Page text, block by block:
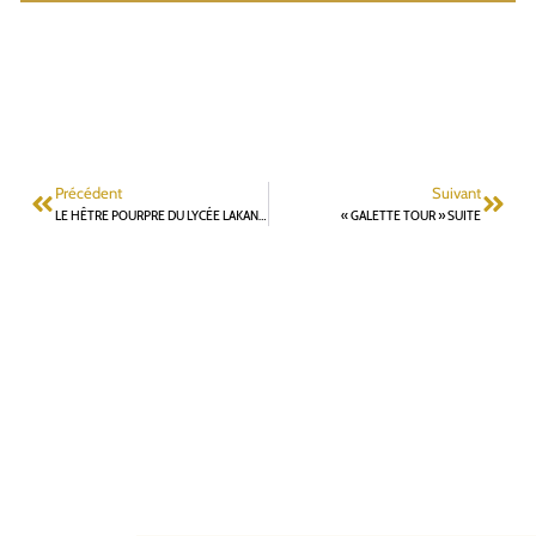
Précédent
LE HÊTRE POURPRE DU LYCÉE LAKANAL FINIT DEUXIÈME AU CONCOURS DU PLUS BEL ARBRE DE FRANCE
Suivant
« GALETTE TOUR » SUITE